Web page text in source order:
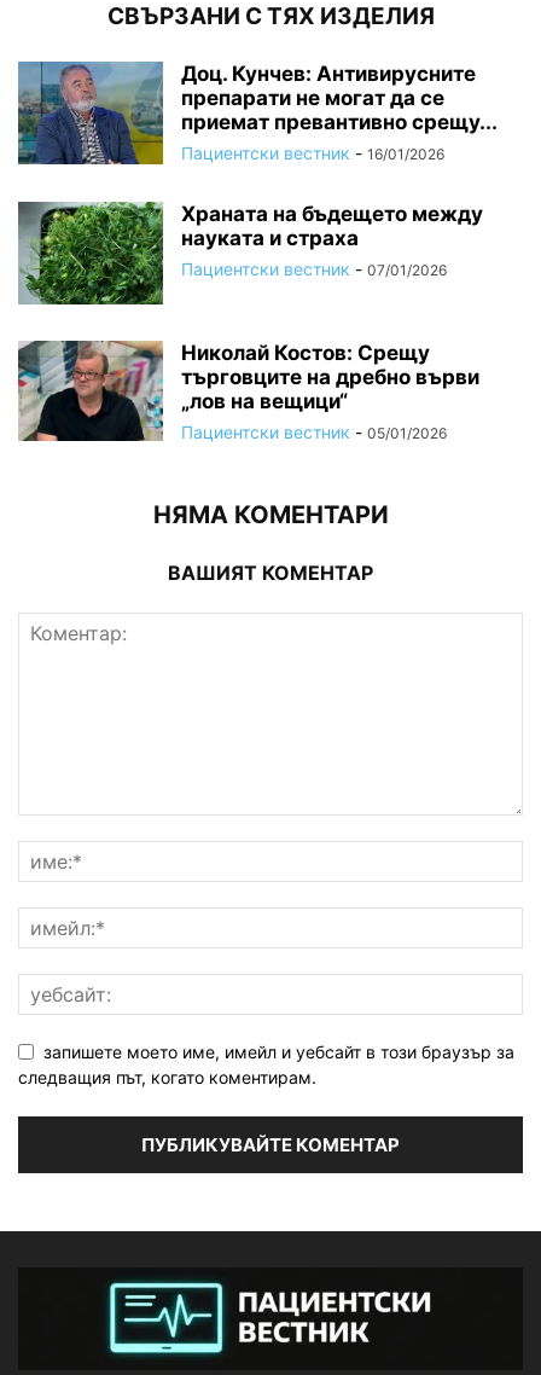
СВЪРЗАНИ С ТЯХ ИЗДЕЛИЯ
Доц. Кунчев: Антивирусните
препарати не могат да се
приемат превантивно срещу...
Пациентски вестник - 16/01/2026
Храната на бъдещето между
науката и страха
Пациентски вестник - 07/01/2026
Николай Костов: Срещу
търговците на дребно върви
„лов на вещици“
Пациентски вестник - 05/01/2026
НЯМА КОМЕНТАРИ
ВАШИЯТ КОМЕНТАР
запишете моето име, имейл и уебсайт в този браузър за
следващия път, когато коментирам.